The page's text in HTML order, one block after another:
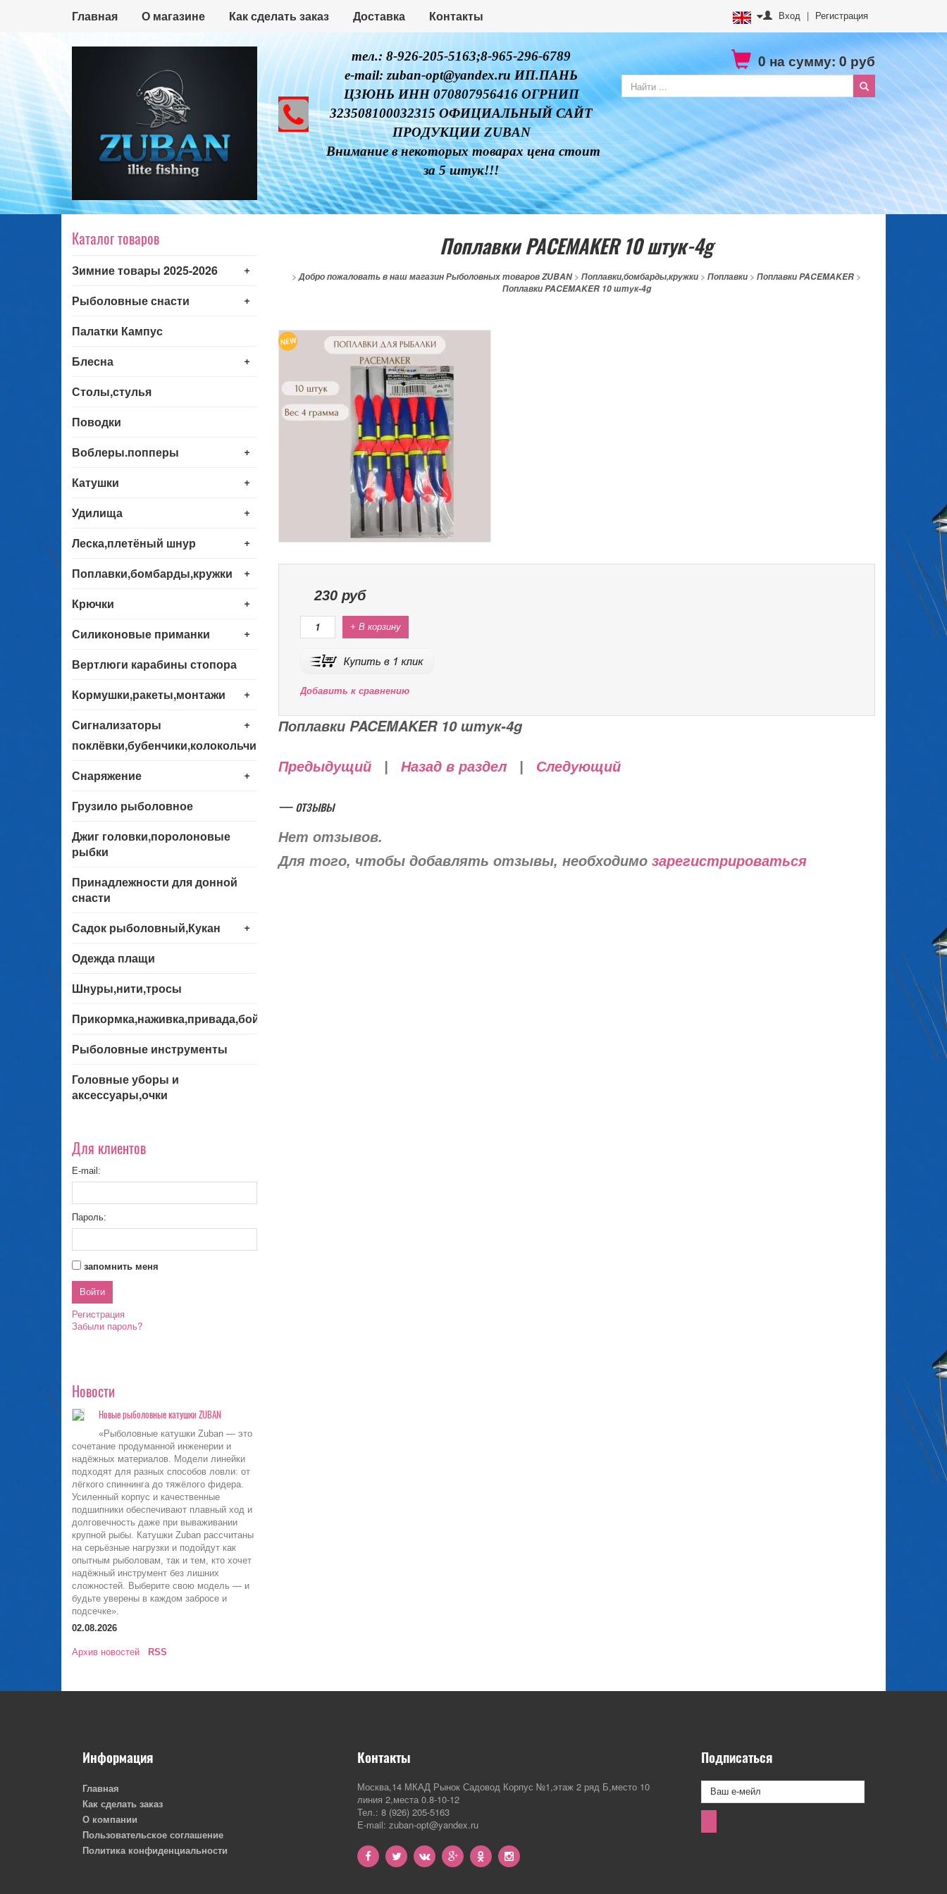
Вход | Регистрация
Главная О магазине Как сделать заказ Доставка Контакты
тел.: 8-926-205-5163;8-965-296-6789
e-mail: zuban-opt@yandex.ru ИП.ПАНЬ
ЦЗЮНЬ ИНН 070807956416 ОГРНИП
323508100032315 ОФИЦИАЛЬНЫЙ САЙТ
ПРОДУКЦИИ ZUBAN
Внимание в некоторых товарах цена стоит
за 5 штук!!!
0на сумму: 0 руб
Каталог товаров
+
Зимние товары 2025-2026
+
Рыболовные снасти
Палатки Кампус
+
Блесна
Столы,стулья
Поводки
+
Воблеры.попперы
+
Катушки
+
Удилища
+
Леска,плетёный шнур
+
Поплавки,бомбарды,кружки
+
Крючки
+
Силиконовые приманки
Вертлюги карабины стопора
+
Кормушки,ракеты,монтажи
+
Сигнализаторы
поклёвки,бубенчики,колокольчики
+
Снаряжение
Грузило рыболовное
Джиг головки,поролоновые
рыбки
Принадлежности для донной
снасти
+
Садок рыболовный,Кукан
Одежда плащи
Шнуры,нити,тросы
Прикормка,наживка,привада,бойла
Рыболовные инструменты
Головные уборы и
аксессуары,очки
Для клиентов
E-mail:
Пароль:
запомнить меня
Регистрация
Забыли пароль?
Новости
Новые рыболовные катушки ZUBAN
«Рыболовные катушки Zuban — это
сочетание продуманной инженерии и
надёжных материалов. Модели линейки
подходят для разных способов ловли: от
лёгкого спиннинга до тяжёлого фидера.
Усиленный корпус и качественные
подшипники обеспечивают плавный ход и
долговечность даже при вываживании
крупной рыбы. Катушки Zuban рассчитаны
на серьёзные нагрузки и подойдут как
опытным рыболовам, так и тем, кто хочет
надёжный инструмент без лишних
сложностей. Выберите свою модель — и
будьте уверены в каждом забросе и
подсечке».
02.08.2026
Архив новостей RSS
Поплавки PACEMAKER 10 штук-4g
>Добро пожаловать в наш магазин Рыболовных товаров ZUBAN>Поплавки,бомбарды,кружки >Поплавки >Поплавки PACEMAKER >
Поплавки PACEMAKER 10 штук-4g
230руб
+ В корзину
Добавить к сравнению
Поплавки PACEMAKER 10 штук-4g
Предыдущий| Назад в раздел| Следующий
— отзывы
Нет отзывов.
Для того, чтобы добавлять отзывы, необходимо зарегистрироваться
Информация
Главная
Как сделать заказ
О компании
Пользовательское соглашение
Политика конфиденциальности
Контакты
Москва,14 МКАД Рынок Садовод Корпус №1,этаж 2 ряд Б,место 10
линия 2,места 0.8-10-12
Тел.: 8 (926) 205-5163
E-mail: zuban-opt@yandex.ru
Подписаться